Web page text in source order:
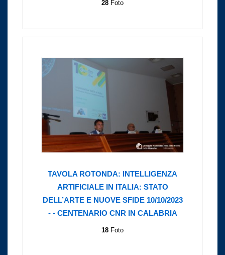
28 Foto
TAVOLA ROTONDA: INTELLIGENZA
ARTIFICIALE IN ITALIA: STATO
DELL’ARTE E NUOVE SFIDE 10/10/2023
- - CENTENARIO CNR IN CALABRIA
18 Foto